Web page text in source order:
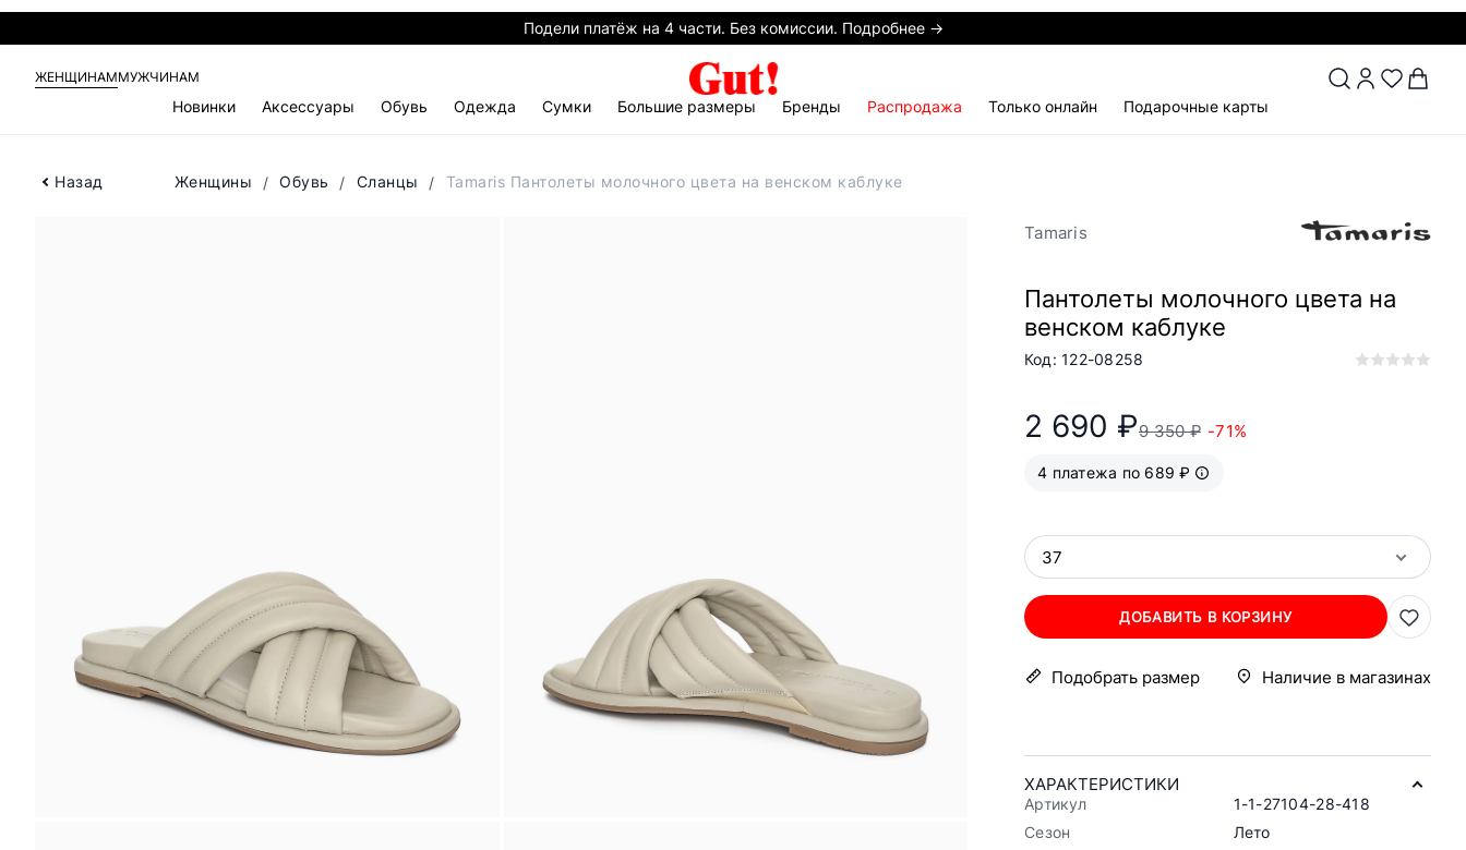
Подели платёж на 4 части. Без комиссии. Подробнее →
ЖЕНЩИНАММУЖЧИНАМ
Новинки Аксессуары Обувь Одежда Сумки Большие размеры Бренды Распродажа Только онлайн Подарочные карты
Назад Женщины Обувь Сланцы Tamaris Пантолеты молочного цвета на венском каблуке
Tamaris
Пантолеты молочного цвета на
венском каблуке
Код: 122-08258
2 690 ₽9 350 ₽ -71%
4 платежа по 689 ₽
37
ДОБАВИТЬ В КОРЗИНУ
Подобрать размер Наличие в магазинах
ХАРАКТЕРИСТИКИ
Артикул
1-1-27104-28-418
Сезон
Лето